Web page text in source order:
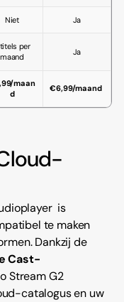
Niet Ja
per
maand
Ja
maan
d
€6,99/maand
is
te maken
Dankzij de
Cast-
Stream G2
catalogus en uw